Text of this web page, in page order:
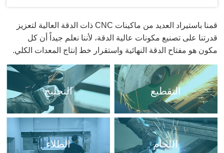
قمنا باستيراد العديد من ماكينات CNC ذات الدقة العالية لتعزيز
قدرتنا على تصنيع مكونات عالية الدقة، لأننا نعلم جيداً أن كل
مكون هو مفتاح الدقة النهائية واستقرار خط إنتاج المعدات الكلي.
التقطيع التجليخ
اللحام الطلاء